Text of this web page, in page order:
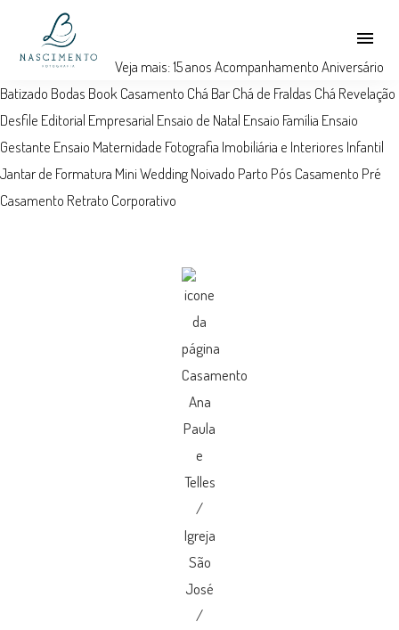
menu
Veja mais:15 anos AcompanhamentoAniversário
Batizado Bodas Book Casamento Chá BarChá de Fraldas Chá Revelação
Desfile Editorial Empresarial Ensaio de Natal Ensaio Família Ensaio
Gestante Ensaio Maternidade Fotografia Imobiliária e Interiores Infantil
Jantar de Formatura Mini WeddingNoivado Parto Pós Casamento Pré
Casamento Retrato Corporativo